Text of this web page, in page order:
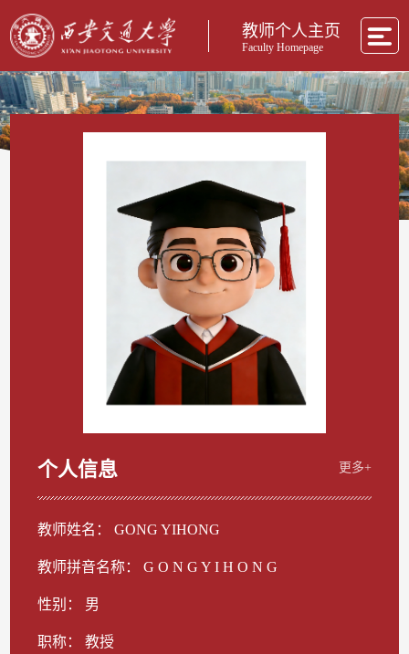
教师个人主页
Faculty Homepage
个人信息 更多+
教师姓名： GONG YIHONG
教师拼音名称： G O N G Y I H O N G
性别： 男
职称： 教授